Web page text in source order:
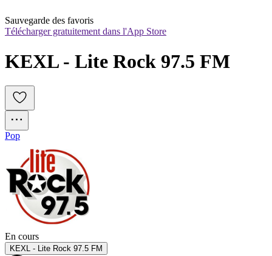
Sauvegarde des favoris
Télécharger gratuitement dans l'App Store
KEXL - Lite Rock 97.5 FM
Pop
En cours
KEXL - Lite Rock 97.5 FM